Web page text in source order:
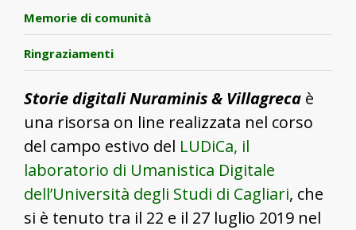
Memorie di comunità
Ringraziamenti
Storie digitali Nuraminis & Villagreca è
una risorsa on line realizzata nel corso
del campo estivo del LUDiCa, il
laboratorio di Umanistica Digitale
dell’Università degli Studi di Cagliari, che
si è tenuto tra il 22 e il 27 luglio 2019 nel